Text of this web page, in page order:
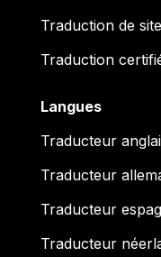
Traduction de
Traduction
Langues
Traducteur
Traducteur
Traducteur
Traducteur